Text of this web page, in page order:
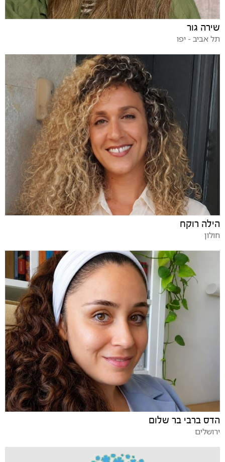
שירה גור
תל אביב - יפו
הילה רוקח
חולון
הדס ברבי בר שלום
ירושלים